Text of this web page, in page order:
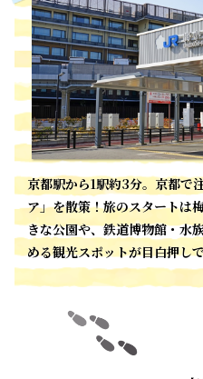
京都駅から1駅約3分。京都で
ア」を散策！旅のスタートは
きな公園や、鉄道博物館・水
める観光スポットが目白押し
同意しない